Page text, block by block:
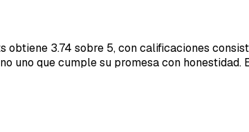
obtiene 3.74 sobre 5, con calificaciones
uno que cumple su promesa con